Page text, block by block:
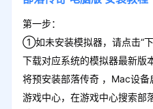
第一步：
①如未安装模拟器，请点击“
下载对应系统的模拟器最新版
将预安装部落传奇 ，Mac设
游戏中心，在游戏中心搜索部